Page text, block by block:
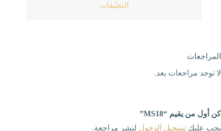
التعليقات
المراجعات
لا توجد مراجعات بعد.
كن أول من يقيم “MS18”
يجب عليك تسجيل الدخول لنشر مراجعة.